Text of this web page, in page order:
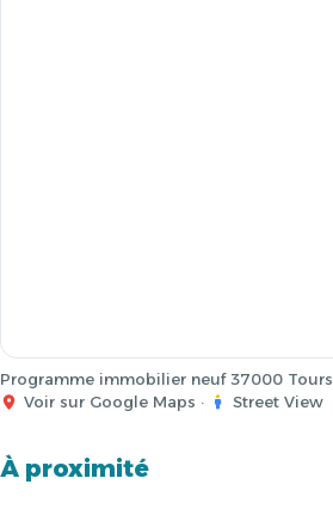
Programme immobilier neuf 37000 Tours
Voir sur Google Maps · Street View
À proximité